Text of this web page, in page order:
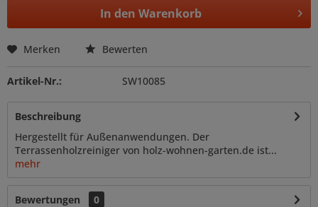
In den Warenkorb
Merken Bewerten
Artikel-Nr.: SW10085
Beschreibung
Hergestellt für Außenanwendungen. Der
Terrassenholzreiniger von holz-wohnen-garten.de ist...
mehr
Bewertungen
0